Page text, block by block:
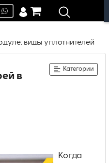
виды уплотнителей
в
Категории
Когда